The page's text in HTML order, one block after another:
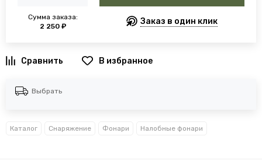
Сумма заказа:
2 250 ₽
Заказ в один клик
В избранное
Выбрать
Каталог Снаряжение Фонари Налобные фонари